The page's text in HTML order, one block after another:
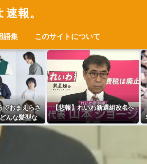
報。
語集 このサイトについて
でおまえらさ
んな髪型な
ｗｗｗｗｗ
【悲報】れいわ新選組改名へ